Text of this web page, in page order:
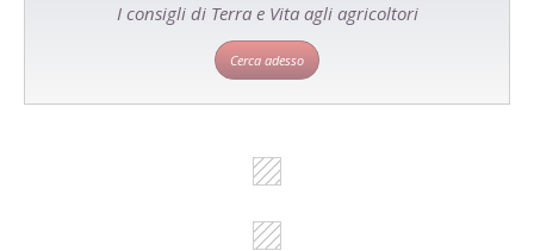
I consigli di Terra e Vita agli agricoltori
Cerca adesso